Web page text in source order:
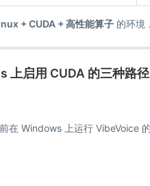
+ CUDA + 高性能算子的环境
上启用 CUDA 的三种路径
在 Windows 上运行 VibeVoice 的